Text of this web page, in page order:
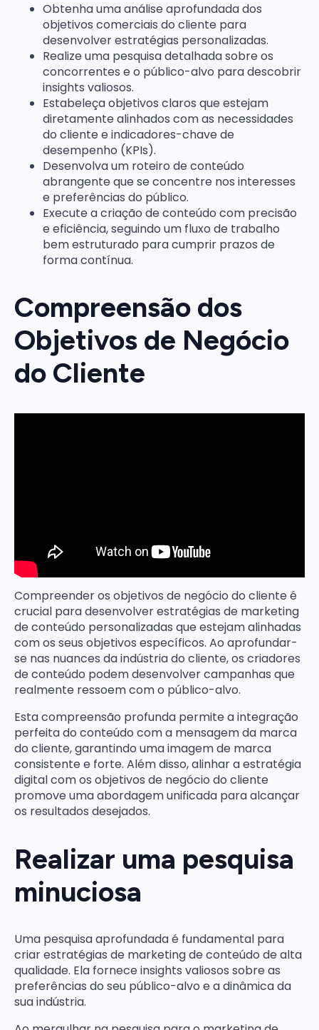
Obtenha uma análise aprofundada dos
objetivos comerciais do cliente para
desenvolver estratégias personalizadas.
Realize uma pesquisa detalhada sobre os
concorrentes e o público-alvo para descobrir
insights valiosos.
Estabeleça objetivos claros que estejam
diretamente alinhados com as necessidades
do cliente e indicadores-chave de
desempenho (KPIs).
Desenvolva um roteiro de conteúdo
abrangente que se concentre nos interesses
e preferências do público.
Execute a criação de conteúdo com precisão
e eficiência, seguindo um fluxo de trabalho
bem estruturado para cumprir prazos de
forma contínua.
Compreensão dos
Objetivos de Negócio
do Cliente
Compreender os objetivos de negócio do cliente é
crucial para desenvolver estratégias de marketing
de conteúdo personalizadas que estejam alinhadas
com os seus objetivos específicos. Ao aprofundar-
se nas nuances da indústria do cliente, os criadores
de conteúdo podem desenvolver campanhas que
realmente ressoem com o público-alvo.
Esta compreensão profunda permite a integração
perfeita do conteúdo com a mensagem da marca
do cliente, garantindo uma imagem de marca
consistente e forte. Além disso, alinhar a estratégia
digital com os objetivos de negócio do cliente
promove uma abordagem unificada para alcançar
os resultados desejados.
Realizar uma pesquisa
minuciosa
Uma pesquisa aprofundada é fundamental para
criar estratégias de marketing de conteúdo de alta
qualidade. Ela fornece insights valiosos sobre as
preferências do seu público-alvo e a dinâmica da
sua indústria.